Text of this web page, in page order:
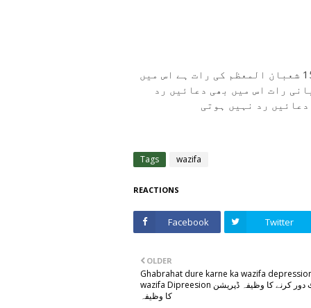
رجب کی پہلی رات اس میں بھی دعائیں رد نہیں ہوتی 15 شعبان المعظم کی رات ہے اس میں
رات اس میں بھی دعائیں رد
رد نہیں ہوتی
Tags wazifa
REACTIONS
Facebook Twitter
OLDER
Ghabrahat dure karne ka wazifa
wazifa Dipreesion گھبراہٹ دور کرنے کا وظیفہ ڈپریشن
کا وظیفہ